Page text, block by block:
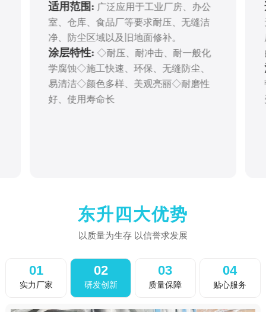
适用范围: 广泛应用于工业厂房、办公
室、仓库、食品厂等要求耐压、无缝洁
净、防尘区域以及旧地面修补。
涂层特性: ◇耐压、耐冲击、耐一般化
学腐蚀◇施工快速、环保、无缝防尘、
易清洁◇颜色多样、美观亮丽◇耐磨性
好、使用寿命长
东升四大优势
以质量为生存 以信誉求发展
01
实力厂家
02
研发创新
03
质量保障
04
贴心服务